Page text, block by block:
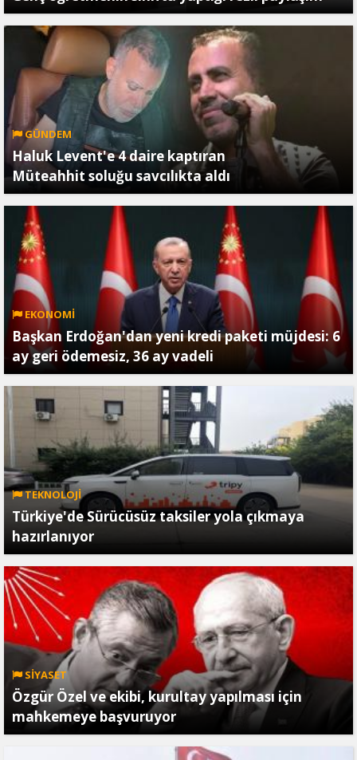
GÜNDEM
Haluk Levent'e 4 daire kaptıran
Müteahhit soluğu savcılıkta aldı
EKONOMİ
Başkan Erdoğan'dan yeni kredi paketi müjdesi: 6
ay geri ödemesiz, 36 ay vadeli
TEKNOLOJİ
Türkiye'de Sürücüsüz taksiler yola çıkmaya
hazırlanıyor
SİYASET
Özgür Özel ve ekibi, kurultay yapılması için
mahkemeye başvuruyor